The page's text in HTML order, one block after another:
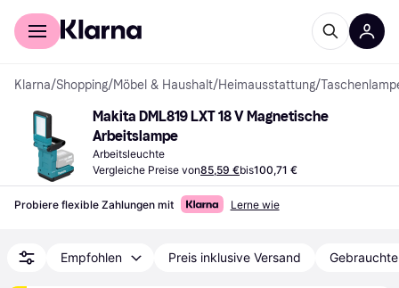
Für Shopper
Klarna/Shopping/Möbel & Haushalt/Heimausstattung/
Makita DML819 LXT 18 V Magnetische
Arbeitslampe
Arbeitsleuchte
Vergleiche Preise von85,59 €bis100,71 €
Probiere flexible Zahlungen mit Lerne wie
Empfohlen Preis inklusive Versand